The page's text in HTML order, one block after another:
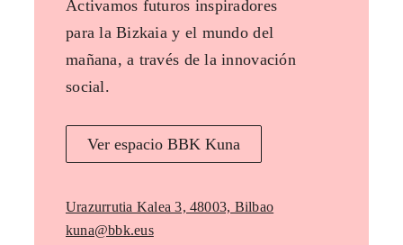
Activamos futuros inspiradores
para la Bizkaia y el mundo del
mañana, a través de la innovación
social.
Ver espacio BBK Kuna
Urazurrutia Kalea 3, 48003, Bilbao
kuna@bbk.eus